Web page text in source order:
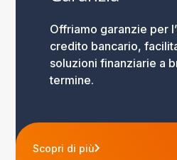
Offriamo garanzie per
credito bancario,
soluzioni finanziarie a
termine.
Scopri di più